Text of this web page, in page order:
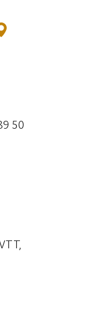
50